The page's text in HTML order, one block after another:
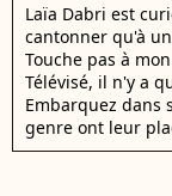
Laïa Dabri est
cantonner qu'à
Touche pas à
Télévisé, il n'y a
Embarquez dans
genre ont leur